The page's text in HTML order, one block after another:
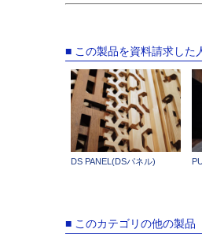
■ この製品を資料請求した
DS PANEL(DSパネル)
■ このカテゴリの他の製品